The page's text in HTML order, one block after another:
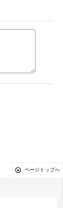
ページトップへ